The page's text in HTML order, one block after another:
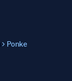
Ponke